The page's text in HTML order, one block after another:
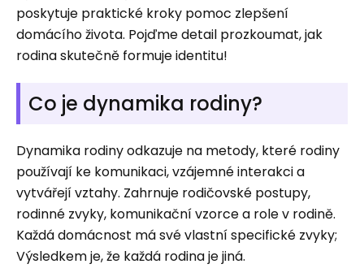
poskytuje praktické kroky pomoc zlepšení
domácího života. Pojďme detail prozkoumat, jak
rodina skutečně formuje identitu!
Co je dynamika rodiny?
Dynamika rodiny odkazuje na metody, které rodiny
používají ke komunikaci, vzájemné interakci a
vytvářejí vztahy. Zahrnuje rodičovské postupy,
rodinné zvyky, komunikační vzorce a role v rodině.
Každá domácnost má své vlastní specifické zvyky;
Výsledkem je, že každá rodina je jiná.